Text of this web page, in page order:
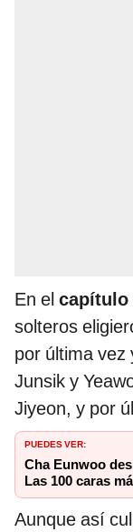
En el capítulo
solteros
por última vez
Junsik y
Jiyeon, y por
PUEDES VER:
Cha Eunwoo
Las 100 caras
Aunque así